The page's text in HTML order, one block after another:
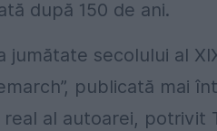
după 150 de ani.
secolului al
publicată mai
al autoarei, potrivit